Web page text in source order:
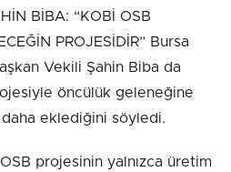
BİBA: “KOBİ OSB
PROJESİDİR” Bursa
Vekili Şahin Biba da
öncülük geleneğine
eklediğini söyledi.
projesinin yalnızca üretim